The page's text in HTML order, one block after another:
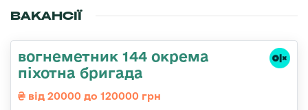
ВАКАНСІЇ
вогнеметник 144 окрема
піхотна бригада
від 20000 до 120000 грн